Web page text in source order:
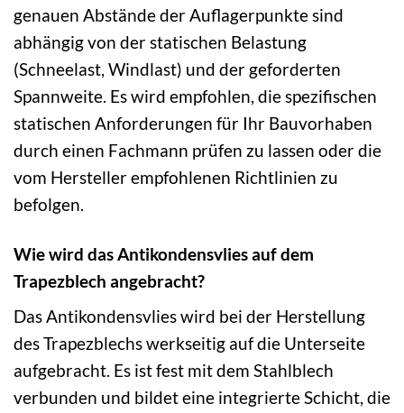
genauen Abstände der Auflagerpunkte sind
abhängig von der statischen Belastung
(Schneelast, Windlast) und der geforderten
Spannweite. Es wird empfohlen, die spezifischen
statischen Anforderungen für Ihr Bauvorhaben
durch einen Fachmann prüfen zu lassen oder die
vom Hersteller empfohlenen Richtlinien zu
befolgen.
Wie wird das Antikondensvlies auf dem
Trapezblech angebracht?
Das Antikondensvlies wird bei der Herstellung
des Trapezblechs werkseitig auf die Unterseite
aufgebracht. Es ist fest mit dem Stahlblech
verbunden und bildet eine integrierte Schicht, die